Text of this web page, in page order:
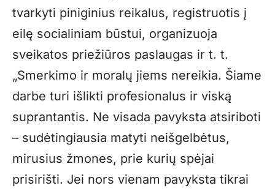
tvarkyti piniginius reikalus, registruotis į
eilę socialiniam būstui, organizuoja
sveikatos priežiūros paslaugas ir t. t.
„Smerkimo ir moralų jiems nereikia. Šiame
darbe turi išlikti profesionalus ir viską
suprantantis. Ne visada pavyksta atsiriboti
– sudėtingiausia matyti neišgelbėtus,
mirusius žmones, prie kurių spėjai
prisirišti. Jei nors vienam pavyksta tikrai